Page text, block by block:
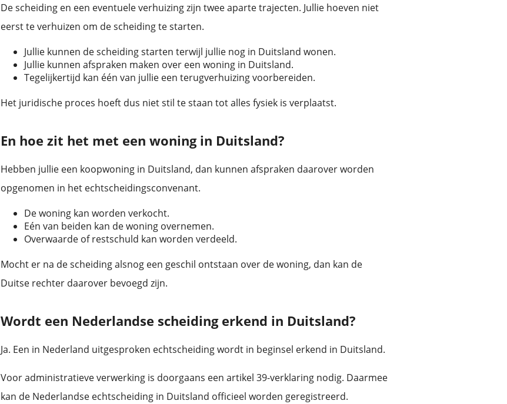
De scheiding en een eventuele verhuizing zijn twee aparte trajecten. Jullie hoeven niet
eerst te verhuizen om de scheiding te starten.
Jullie kunnen de scheiding starten terwijl jullie nog in Duitsland wonen.
Jullie kunnen afspraken maken over een woning in Duitsland.
Tegelijkertijd kan één van jullie een terugverhuizing voorbereiden.
Het juridische proces hoeft dus niet stil te staan tot alles fysiek is verplaatst.
En hoe zit het met een woning in Duitsland?
Hebben jullie een koopwoning in Duitsland, dan kunnen afspraken daarover worden
opgenomen in het echtscheidingsconvenant.
De woning kan worden verkocht.
Eén van beiden kan de woning overnemen.
Overwaarde of restschuld kan worden verdeeld.
Mocht er na de scheiding alsnog een geschil ontstaan over de woning, dan kan de
Duitse rechter daarover bevoegd zijn.
Wordt een Nederlandse scheiding erkend in Duitsland?
Ja. Een in Nederland uitgesproken echtscheiding wordt in beginsel erkend in Duitsland.
Voor administratieve verwerking is doorgaans een artikel 39-verklaring nodig. Daarmee
kan de Nederlandse echtscheiding in Duitsland officieel worden geregistreerd.